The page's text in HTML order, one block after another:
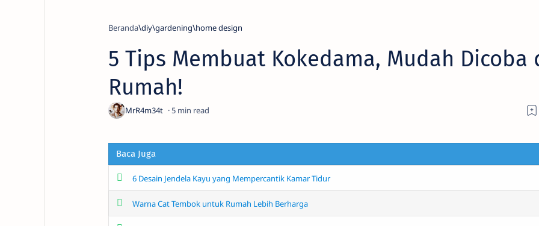
Beranda diy gardening home design
5 Tips Membuat Kokedama, Mudah Dicoba
Rumah!
5
Baca Juga
6 Desain Jendela Kayu yang Mempercantik Kamar Tidur
Warna Cat Tembok untuk Rumah Lebih Berharga